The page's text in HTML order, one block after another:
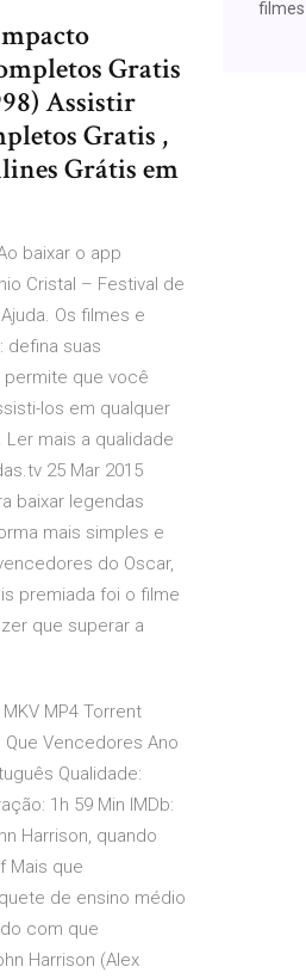
Gratis
Assistir
Gratis ,
Grátis em
baixar o app
Cristal – Festival de
Os filmes e
defina suas
permite que você
los em qualquer
mais a qualidade
25 Mar 2015
baixar legendas
mais simples e
do Oscar,
premiada foi o filme
que superar a
MP4 Torrent
Que Vencedores Ano
Qualidade:
1h 59 Min IMDb:
Harrison, quando
Mais que
de ensino médio
com que
Harrison (Alex
filmes